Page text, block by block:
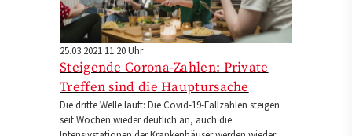
25.03.2021 11:20 Uhr
Steigende Corona-Zahlen: Private
Treffen sind die Hauptursache
Die dritte Welle läuft: Die Covid-19-Fallzahlen steigen
seit Wochen wieder deutlich an, auch die